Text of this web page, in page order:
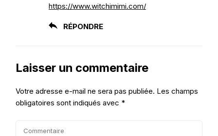
https://www.witchimimi.com/
RÉPONDRE
Laisser un commentaire
Votre adresse e-mail ne sera pas publiée. Les champs
obligatoires sont indiqués avec *